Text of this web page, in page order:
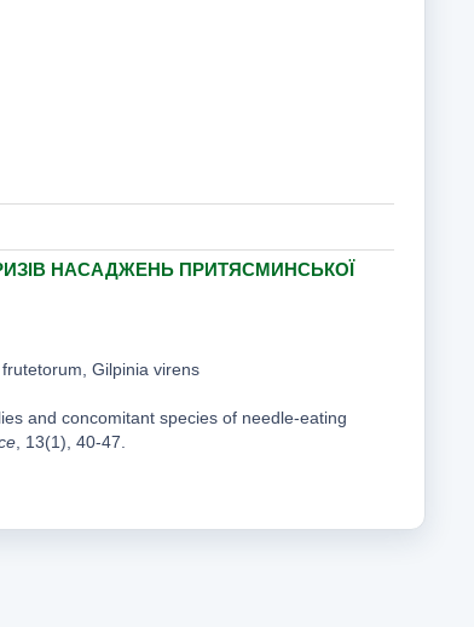
НАСАДЖЕНЬ ПРИТЯСМИНСЬКОЇ
frutetorum, Gilpinia virens
and concomitant species of needle-eating
, 13(1), 40-47.